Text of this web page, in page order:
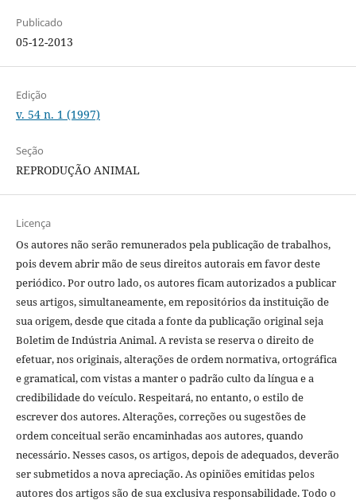
Publicado
05-12-2013
Edição
v. 54 n. 1 (1997)
Seção
REPRODUÇÃO ANIMAL
Licença
Os autores não serão remunerados pela publicação de trabalhos,
pois devem abrir mão de seus direitos autorais em favor deste
periódico. Por outro lado, os autores ficam autorizados a publicar
seus artigos, simultaneamente, em repositórios da instituição de
sua origem, desde que citada a fonte da publicação original seja
Boletim de Indústria Animal. A revista se reserva o direito de
efetuar, nos originais, alterações de ordem normativa, ortográfica
e gramatical, com vistas a manter o padrão culto da língua e a
credibilidade do veículo. Respeitará, no entanto, o estilo de
escrever dos autores. Alterações, correções ou sugestões de
ordem conceitual serão encaminhadas aos autores, quando
necessário. Nesses casos, os artigos, depois de adequados, deverão
ser submetidos a nova apreciação. As opiniões emitidas pelos
autores dos artigos são de sua exclusiva responsabilidade. Todo o